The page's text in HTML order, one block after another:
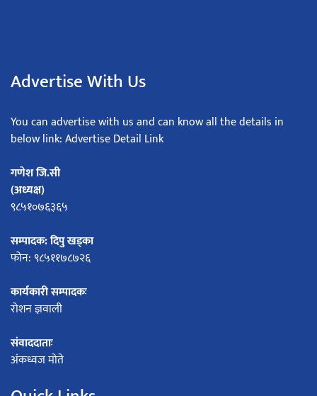
Advertise With Us
You can advertise with us and can know all the details in
below link: Advertise Detail Link
गणेश जि.सी
(अध्यक्ष)
९८५१०७६३६५
सम्पादक: दिपु खड्का
फोन: ९८५११७८७२६
कार्यकारी सम्पादकः
रोशन ज्ञवाली
संवाददाताः
अंकध्वज मोते